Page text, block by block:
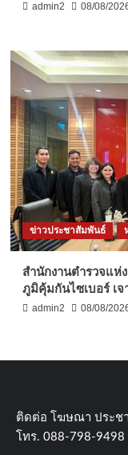
admin2 08/08/
ข่าวประชาสัมพันธ์
สำนักงานตำรวจแห่
ภูมิคุ้มกันไซเบอร์ เ
admin2 08/08/
ติดต่อ​ โฆษณา​ ประช
โทร​. 088-798-